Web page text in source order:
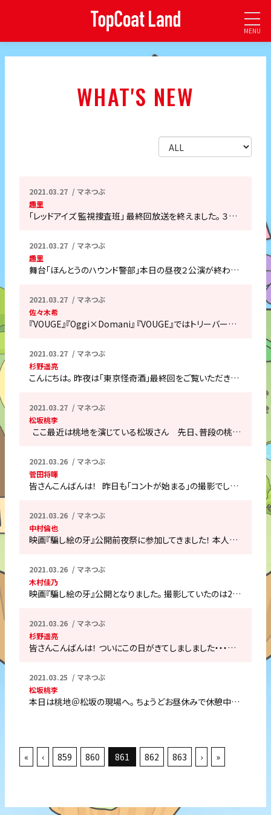
MENU
WHAT'S NEW
2021.03.27
マネつぶ
趣里
「レッドアイズ 監視捜査班」 最終回放送を終えました。 ３…
2021.03.27
マネつぶ
趣里
舞台「ほんとうのハウンド警部」本日の昼夜２公演が終わ…
2021.03.27
マネつぶ
佐々木希
『VOUGE』『Oggi×Domani』 『VOUGE』ではトリーバー…
2021.03.27
マネつぶ
杉野遥亮
こんにちは。 昨夜は「東京怪奇酒」最終回をご覧いただき…
2021.03.27
マネつぶ
松坂桃李
ここ最近は桃地を演じている松坂さん 先日、普段の桃…
2021.03.26
マネつぶ
菅田将暉
皆さんこんばんは！ 昨日も「コントが始まる」の撮影でし…
2021.03.26
マネつぶ
中村倫也
映画『騙し絵の牙』公開前夜祭に参加してきました！ 本人…
2021.03.26
マネつぶ
木村佳乃
映画『騙し絵の牙』公開となりました。 撮影していたのは2…
2021.03.26
マネつぶ
杉野遥亮
皆さんこんばんは！ ついにこの日がきてしましました・・・…
2021.03.25
マネつぶ
松坂桃李
本日は桃地＠松坂の現場へ。 ちょうどお昼休みで休憩中…
« ‹ 859 860 861 862 863 › »